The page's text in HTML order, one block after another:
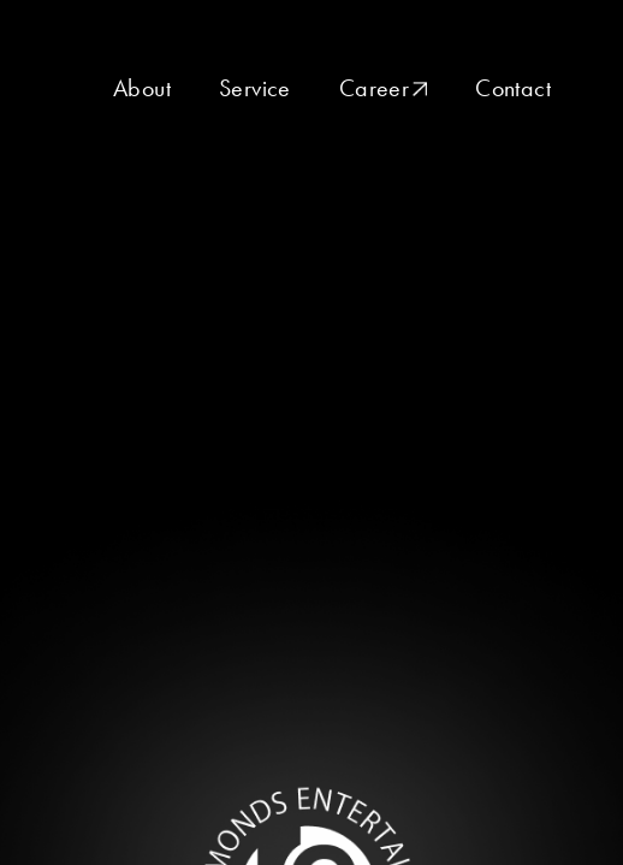
About Service Career Contact